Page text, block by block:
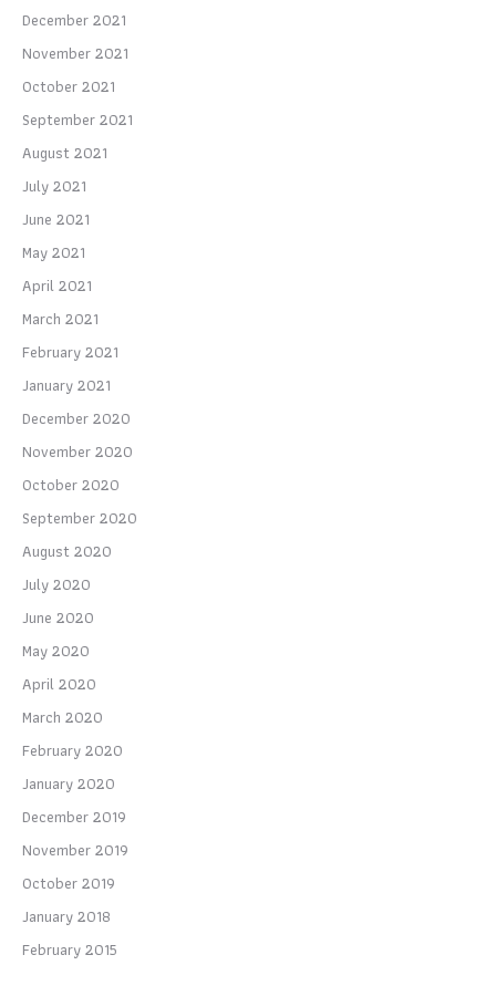
December 2021
November 2021
October 2021
September 2021
August 2021
July 2021
June 2021
May 2021
April 2021
March 2021
February 2021
January 2021
December 2020
November 2020
October 2020
September 2020
August 2020
July 2020
June 2020
May 2020
April 2020
March 2020
February 2020
January 2020
December 2019
November 2019
October 2019
January 2018
February 2015